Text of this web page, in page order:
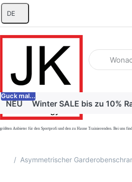
DE
Geben Sie
NEU
Guck mal...
Winter SALE bis zu 10%
Anbieter für den Sportprofi und den zu Hause Trainierenden. Bei uns
Startseite
Asymmetrischer